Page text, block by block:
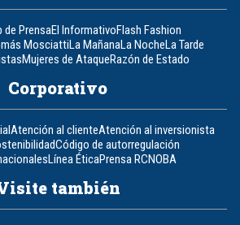
de PrensaEl InformativoFlash Fashion
MosciattiLa MañanaLa NocheLa Tarde
Mujeres de AtaqueRazón de Estado
Corporativo
Atención al clienteAtención al inversionista
Código de autorregulación
Línea ÉticaPrensa RCNOBA
también